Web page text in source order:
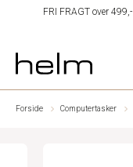
FRI FRAGT over 499,-
Forside Computertasker